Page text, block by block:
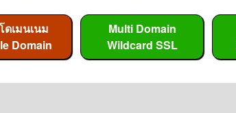
ดเมนเนม
Domain
Multi Domain
Wildcard SSL